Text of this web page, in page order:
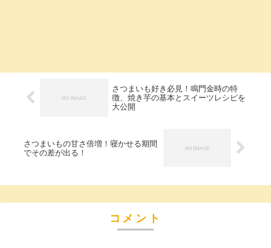
さつまいも好き必見！鳴門金時の特
徴、焼き芋の基本とスイーツレシピを
大公開
さつまいもの甘さ倍増！寝かせる期間
でその差が出る！
コメント